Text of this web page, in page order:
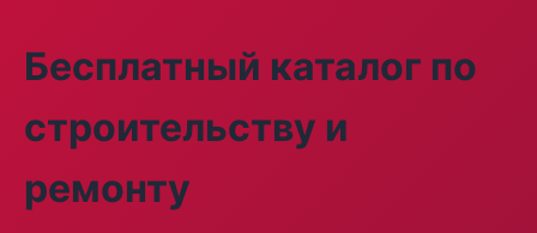
Бесплатный каталог по
строительству и
ремонту